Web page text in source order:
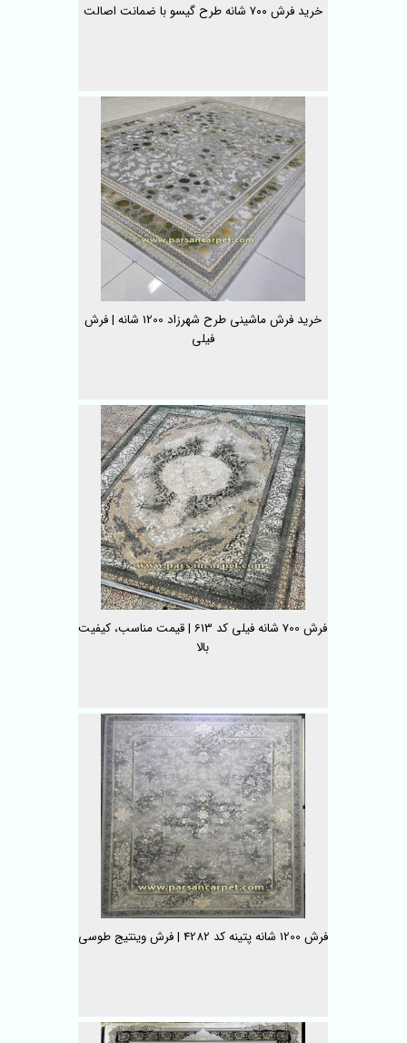
خرید فرش ۷۰۰ شانه طرح گیسو با ضمانت اصالت
خرید فرش ماشینی طرح شهرزاد 1200 شانه | فرش
فیلی
فرش 700 شانه فیلی کد 613 | قیمت مناسب، کیفیت
بالا
فرش 1200 شانه پتینه کد 4282 | فرش وینتیج طوسی